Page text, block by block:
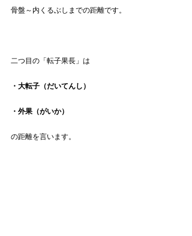
骨盤～内くるぶしまでの距離です。
二つ目の「転子果長」は
・大転子（だいてんし）
・外果（がいか）
の距離を言います。